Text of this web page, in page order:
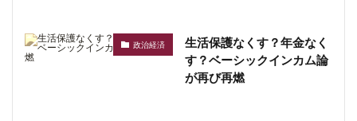
政治経済
生活保護なくす？年金なく
す？ベーシックインカム論
が再び再燃